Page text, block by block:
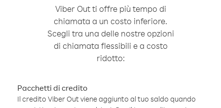
Viber Out ti offre più tempo di
chiamata a un costo inferiore.
Scegli tra una delle nostre opzioni
di chiamata flessibili e a costo
ridotto:
Pacchetti di credito
Il credito Viber Out viene aggiunto al tuo saldo quando